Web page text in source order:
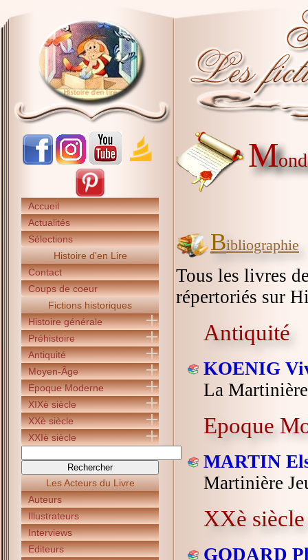
Accueil
Actualités
Sélections
Histoire d'en Lire
Contact
Coups de coeur
Fictions historiques
Histoire générale
Préhistoire
Antiquité
Moyen-Âge
Epoque Moderne
XIXè siècle
XXè siècle
XXIè siècle
Les Acteurs du Livre
Auteurs
Illustrateurs
Interviews
Editeurs
M
Bibliographie
Tous les livres
répertoriés sur
Antiquité
KOENIG
La
Epoque
MARTIN
Martinière
XXè siècle
GODARD